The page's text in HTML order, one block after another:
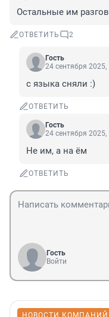
Остальные им
ОТВЕТИТЬ 2
Гость
24 сентября 2025,
с языка сняли :)
ОТВЕТИТЬ
Гость
24 сентября 2025,
Не им, а на ём
ОТВЕТИТЬ
Гость
Войти
НОВОСТИ КОМПАНИЙ